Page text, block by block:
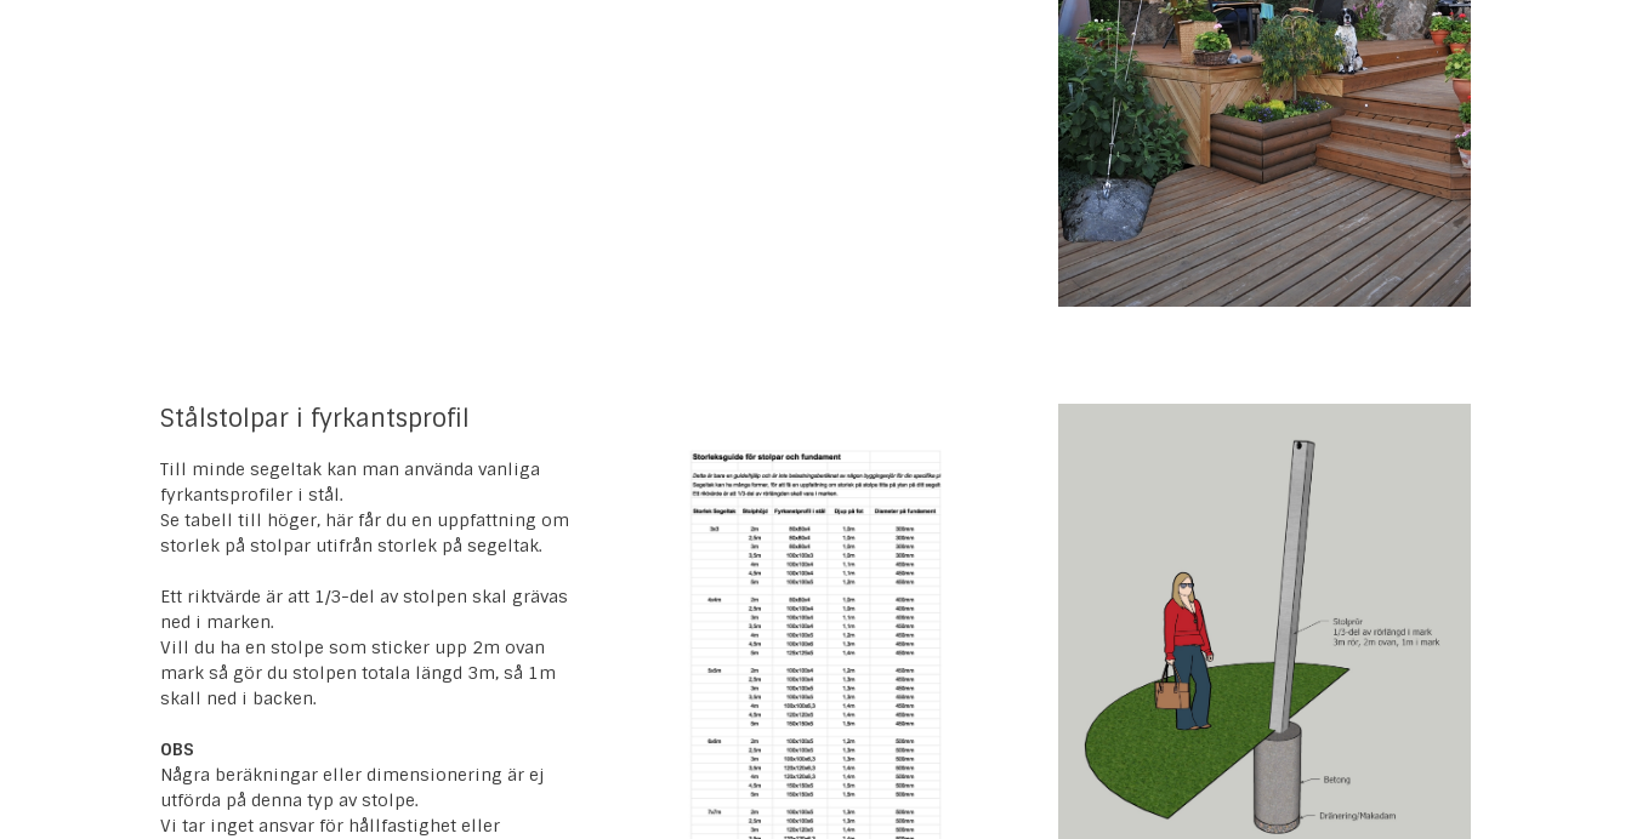
Stålstolpar i fyrkantsprofil
Till minde segeltak kan man använda vanliga
fyrkantsprofiler i stål.
Se tabell till höger, här får du en uppfattning om
storlek på stolpar utifrån storlek på segeltak.
Ett riktvärde är att 1/3-del av stolpen skal grävas
ned i marken.
Vill du ha en stolpe som sticker upp 2m ovan
mark så gör du stolpen totala längd 3m, så 1m
skall ned i backen.
OBS
Några beräkningar eller dimensionering är ej
utförda på denna typ av stolpe.
Vi tar inget ansvar för hållfastighet eller